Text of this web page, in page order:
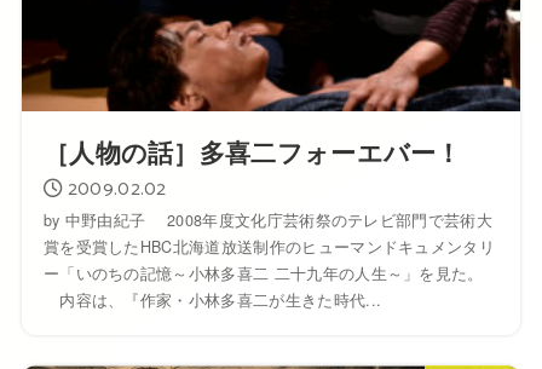
［人物の話］多喜二フォーエバー！
2009.02.02
by 中野由紀子 2008年度文化庁芸術祭のテレビ部門で芸術大
賞を受賞したHBC北海道放送制作のヒューマンドキュメンタリ
ー「いのちの記憶～小林多喜二 二十九年の人生～」を見た。
内容は、『作家・小林多喜二が生きた時代...